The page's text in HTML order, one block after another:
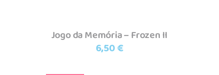
Jogo da Memória – Frozen II
6,50€